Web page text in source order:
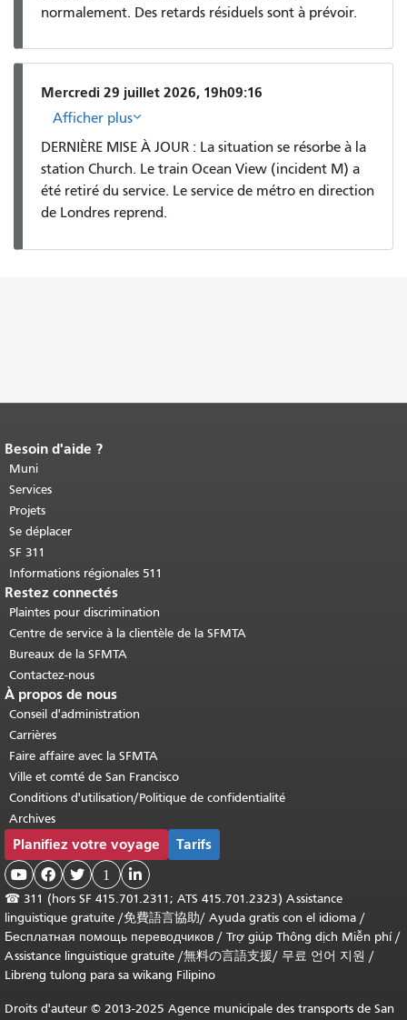
normalement. Des retards résiduels sont à prévoir.
Mercredi 29 juillet 2026, 19h09:16
Afficher plus
DERNIÈRE MISE À JOUR : La situation se résorbe à la
station Church. Le train Ocean View (incident M) a
été retiré du service. Le service de métro en direction
de Londres reprend.
Fin du contenu de la page.
cette page se répète sur chaque page.
Retour au haut du contenu principal
Besoin d'aide ?
Muni
Services
Projets
Se déplacer
SF 311
Informations régionales 511
Restez connectés
Plaintes pour discrimination
Centre de service à la clientèle de la SFMTA
Bureaux de la SFMTA
Contactez-nous
À propos de nous
Conseil d'administration
Carrières
Faire affaire avec la SFMTA
Ville et comté de San Francisco
Conditions d'utilisation/Politique de confidentialité
Archives
Planifiez votre voyage Tarifs
   1 
☎ 311 (hors SF 415.701.2311; ATS 415.701.2323) Assistance
linguistique gratuite /免費語言協助/ Ayuda gratis con el idioma /
Бесплатная помощь переводчиков / Trợ giúp Thông dịch Miễn phí/
Assistance linguistique gratuite /無料の言語支援/ 무료 언어 지원 /
Libreng tulong para sa wikang Filipino
Droits d'auteur © 2013-2025 Agence municipale des transports de San